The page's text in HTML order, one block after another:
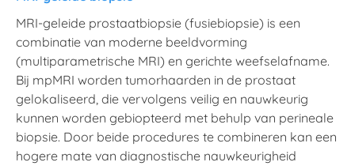
MRI-geleide prostaatbiopsie (fusiebiopsie) is een
combinatie van moderne beeldvorming
(multiparametrische MRI) en gerichte weefselafname.
Bij mpMRI worden tumorhaarden in de prostaat
gelokaliseerd, die vervolgens veilig en nauwkeurig
kunnen worden gebiopteerd met behulp van perineale
biopsie. Door beide procedures te combineren kan een
hogere mate van diagnostische nauwkeurigheid